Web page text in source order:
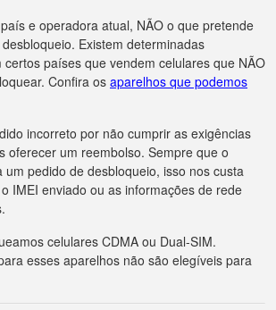
e operadora atual, NÃO o que pretende
Existem determinadas
países que vendem celulares que NÃO
Confira os aparelhos que podemos
incorreto por não cumprir as exigências
oferecer um reembolso. Sempre que o
um pedido de desbloqueio, isso nos custa
IMEI enviado ou as informações de rede
celulares CDMA ou Dual-SIM.
esses aparelhos não são elegíveis para